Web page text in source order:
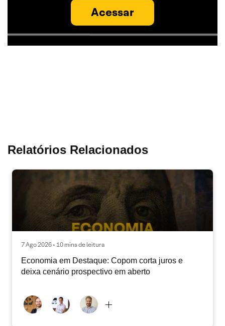
Acessar
Relatórios Relacionados
7 Ago 2026 • 10 mins de leitura
Economia em Destaque: Copom corta juros e
deixa cenário prospectivo em aberto